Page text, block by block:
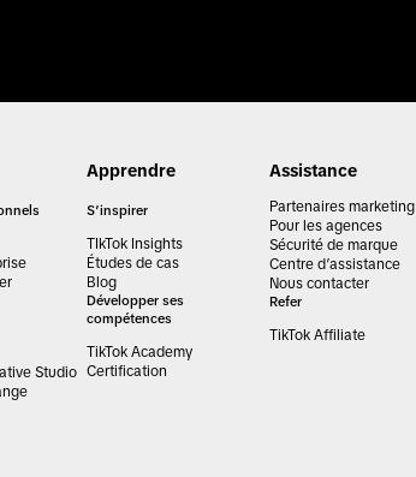
Studio
Apprendre
S’inspirer
TIkTok Insights
Études de cas
Blog
Développer ses
compétences
TikTok Academy
Certification
Assistance
Partenaires marketing
Pour les agences
Sécurité de marque
Centre d’assistance
Nous contacter
Refer
TikTok Affiliate